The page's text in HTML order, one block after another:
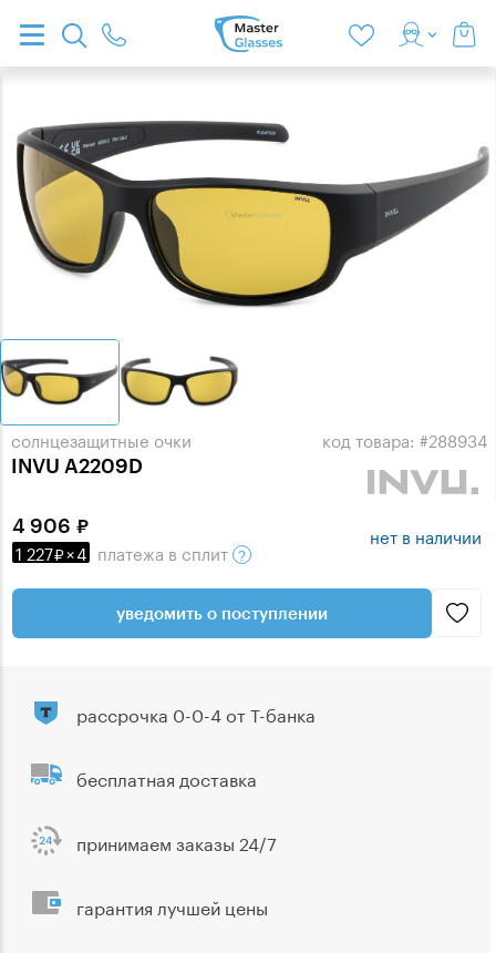
солнцезащитные очки
INVU A2209D
код товара: #288934
4 906
1 227 ×4 платежа в сплит
нет в наличии
уведомить о поступлении
рассрочка 0-0-4 от Т-банка
бесплатная доставка
принимаем заказы 24/7
гарантия лучшей цены